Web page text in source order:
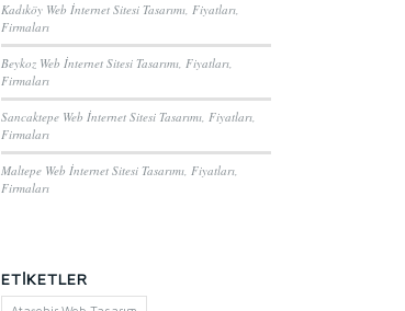
Kadıköy Web İnternet Sitesi Tasarımı, Fiyatları,
Firmaları
Beykoz Web İnternet Sitesi Tasarımı, Fiyatları,
Firmaları
Sancaktepe Web İnternet Sitesi Tasarımı, Fiyatları,
Firmaları
Maltepe Web İnternet Sitesi Tasarımı, Fiyatları,
Firmaları
ETIKETLER